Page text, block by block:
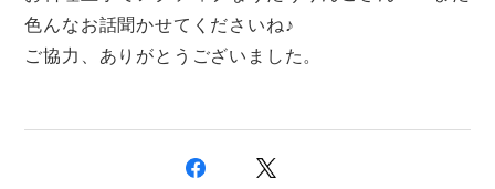
色んなお話聞かせてくださいね♪
ご協力、ありがとうございました。